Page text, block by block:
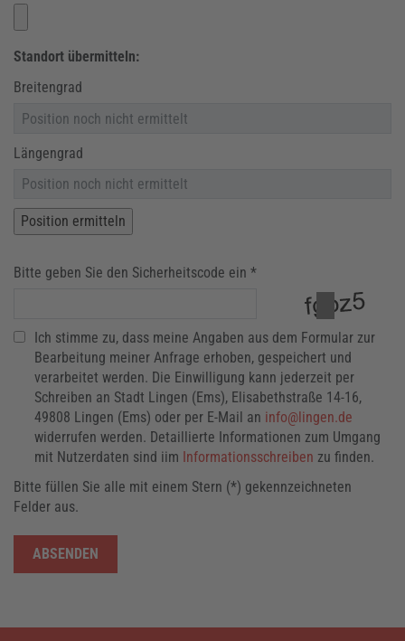
Standort übermitteln:
Breitengrad
Längengrad
Bitte geben Sie den Sicherheitscode ein *
Ich stimme zu, dass meine Angaben aus dem Formular zur
Bearbeitung meiner Anfrage erhoben, gespeichert und
verarbeitet werden. Die Einwilligung kann jederzeit per
Schreiben an Stadt Lingen (Ems), Elisabethstraße 14-16,
49808 Lingen (Ems) oder per E-Mail an info@lingen.de
widerrufen werden. Detaillierte Informationen zum Umgang
mit Nutzerdaten sind iim Informationsschreiben zu finden.
Bitte füllen Sie alle mit einem Stern (*) gekennzeichneten
Felder aus.
ABSENDEN